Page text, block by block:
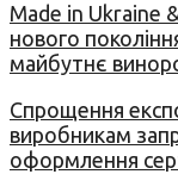
Made in Ukraine
нового
майбутнє
Спрощення
виробникам
оформлення